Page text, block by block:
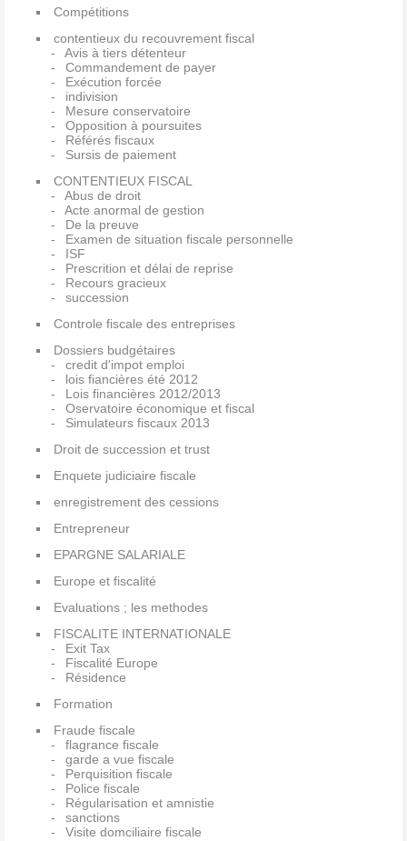
Compétitions
contentieux du recouvrement fiscal
Avis à tiers détenteur
Commandement de payer
Exécution forcée
indivision
Mesure conservatoire
Opposition à poursuites
Référés fiscaux
Sursis de paiement
CONTENTIEUX FISCAL
Abus de droit
Acte anormal de gestion
De la preuve
Examen de situation fiscale personnelle
ISF
Prescrition et délai de reprise
Recours gracieux
succession
Controle fiscale des entreprises
Dossiers budgétaires
credit d'impot emploi
lois fiancières été 2012
Lois financières 2012/2013
Oservatoire économique et fiscal
Simulateurs fiscaux 2013
Droit de succession et trust
Enquete judiciaire fiscale
enregistrement des cessions
Entrepreneur
EPARGNE SALARIALE
Europe et fiscalité
Evaluations ; les methodes
FISCALITE INTERNATIONALE
Exit Tax
Fiscalité Europe
Résidence
Formation
Fraude fiscale
flagrance fiscale
garde a vue fiscale
Perquisition fiscale
Police fiscale
Régularisation et amnistie
sanctions
Visite domciliaire fiscale